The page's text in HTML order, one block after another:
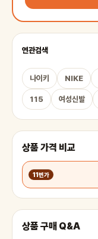
연관검색
나이키 NIKE
115 여성신발
상품 가격 비교
11번가
상품 구매 Q&A